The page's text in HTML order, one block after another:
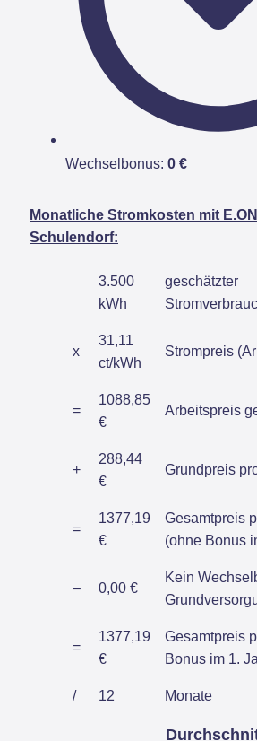
Wechselbonus: 0 €
Monatliche Stromkosten mit
Schulendorf:
3.500
kWh
geschätzter
x
31,11
ct/kWh
Strompreis
=
1088,85
€
Arbeitspreis
+
288,44
€
Grundpreis
=
1377,19
€
Gesamtpreis
(ohne Bonus
– 0,00 €
Kein
=
1377,19
€
Gesamtpreis
Bonus im 1.
/ 12 Monate